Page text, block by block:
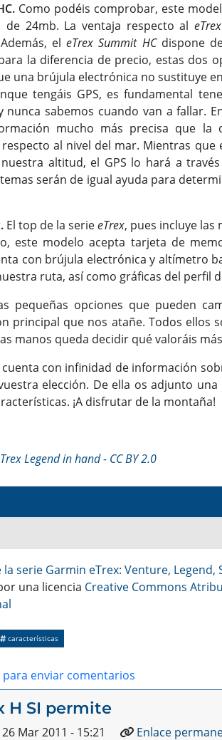
Como podéis comprobar, este
de 24mb. La ventaja respecto aleTrex
eleTrex Summit HCdispone
la diferencia de precio, estas dos
una brújula electrónica no sustituye
tengáis GPS, es fundamental
nunca sabemos cuando van a fallar.
mucho más precisa que la
al nivel del mar. Mientras
altitud, el GPS lo hará a
serán de igual ayuda para
El top de la serieeTrex, pues incluye las
este modelo acepta tarjeta de
con brújula electrónica y altímetro
ruta, así como gráficas del perfil
pequeñas opciones que pueden
principal que nos atañe. Todos ellos
manos queda decidir qué valoráis
cuenta con infinidad de información
elección. De ella os adjunto
¡A disfrutar de la montaña!
Legend in hand - CC BY 2.0
la serie Garmin eTrex: Venture, Legend,
una licencia Creative Commons
características
para enviar comentarios
H SI permite
Mar 2011 - 15:21 Enlace